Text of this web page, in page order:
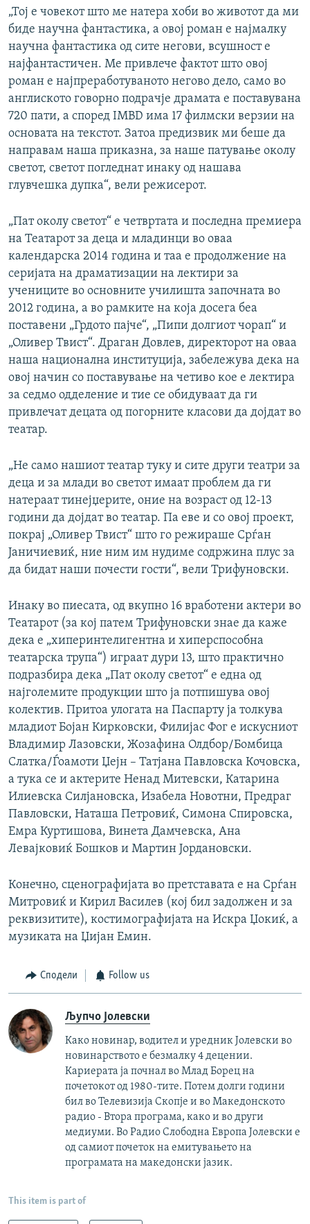
„Тој е човекот што ме натера хоби во животот да ми
биде научна фантастика, а овој роман е најмалку
научна фантастика од сите негови, всушност е
најфантастичен. Ме привлече фактот што овој
роман е најпреработуваното негово дело, само во
англиското говорно подрачје драмата е поставувана
720 пати, а според IMBD има 17 филмски верзии на
основата на текстот. Затоа предизвик ми беше да
направам наша приказна, за наше патување околу
светот, светот погледнат инаку од нашава
глувчешка дупка“, вели режисерот.
„Пат околу светот“ е четвртата и последна премиера
на Театарот за деца и младинци во оваа
календарска 2014 година и таа е продолжение на
серијата на драматизации на лектири за
учениците во основните училишта започната во
2012 година, а во рамките на која досега беа
поставени „Грдото пајче“, „Пипи долгиот чорап“ и
„Оливер Твист“. Драган Довлев, директорот на оваа
наша национална институција, забележува дека на
овој начин со поставување на четиво кое е лектира
за седмо одделение и тие се обидуваат да ги
привлечат децата од погорните класови да дојдат во
театар.
„Не само нашиот театар туку и сите други театри за
деца и за млади во светот имаат проблем да ги
натераат тинејџерите, оние на возраст од 12-13
години да дојдат во театар. Па еве и со овој проект,
покрај „Оливер Твист“ што го режираше Срѓан
Јаничиевиќ, ние ним им нудиме содржина плус за
да бидат наши почести гости“, вели Трифуновски.
Инаку во пиесата, од вкупно 16 вработени актери во
Театарот (за кој патем Трифуновски знае да каже
дека е „хиперинтелигентна и хиперспособна
театарска трупа“) играат дури 13, што практично
подразбира дека „Пат околу светот“ е една од
најголемите продукции што ја потпишува овој
колектив. Притоа улогата на Паспарту ја толкува
младиот Бојан Кирковски, Филијас Фог е искусниот
Владимир Лазовски, Жозафина Олдбор/Бомбица
Слатка/Ѓоамоти Џејн – Татјана Павловска Кочовска,
а тука се и актерите Ненад Митевски, Катарина
Илиевска Силјановска, Изабела Новотни, Предраг
Павловски, Наташа Петровиќ, Симона Спировска,
Емра Куртишова, Винета Дамчевска, Ана
Левајковиќ Бошков и Мартин Јордановски.
Конечно, сценографијата во претставата е на Срѓан
Митровиќ и Кирил Василев (кој бил задолжен и за
реквизитите), костимографијата на Искра Џокиќ, а
музиката на Џијан Емин.
Сподели Follow us
Љупчо Јолевски
Како новинар, водител и уредник Јолевски во
новинарството е безмалку 4 децении.
Кариерата ја почнал во Млад Борец на
почетокот од 1980-тите. Потем долги години
бил во Телевизија Скопје и во Македонското
радио - Втора програма, како и во други
медиуми. Во Радио Слободна Европа Јолевски е
од самиот почеток на емитувањето на
програмата на македонски јазик.
This item is part of